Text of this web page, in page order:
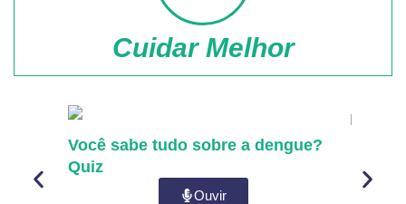
Cuidar Melhor
Você sabe tudo sobre a dengue?
Quiz
Ouvir